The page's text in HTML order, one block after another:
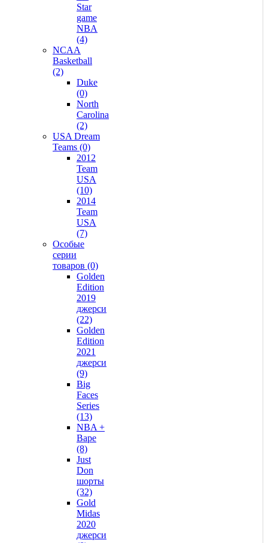
Star
game
NBA
(4)
NCAA
Basketball
(2)
Duke
(0)
North
Carolina
(2)
USA Dream
Teams (0)
2012
Team
USA
(10)
2014
Team
USA
(7)
Особые
серии
товаров (0)
Golden
Edition
2019
джерси
(22)
Golden
Edition
2021
джерси
(9)
Big
Faces
Series
(13)
NBA +
Bape
(8)
Just
Don
шорты
(32)
Gold
Midas
2020
джерси